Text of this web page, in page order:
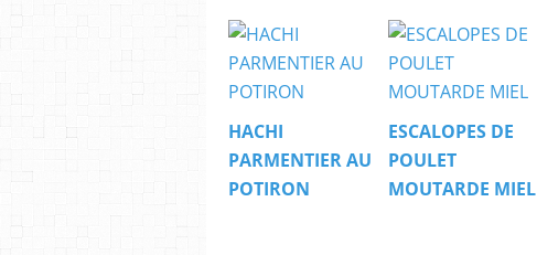
HACHI
PARMENTIER AU
POTIRON
ESCALOPES DE
POULET
MOUTARDE MIEL